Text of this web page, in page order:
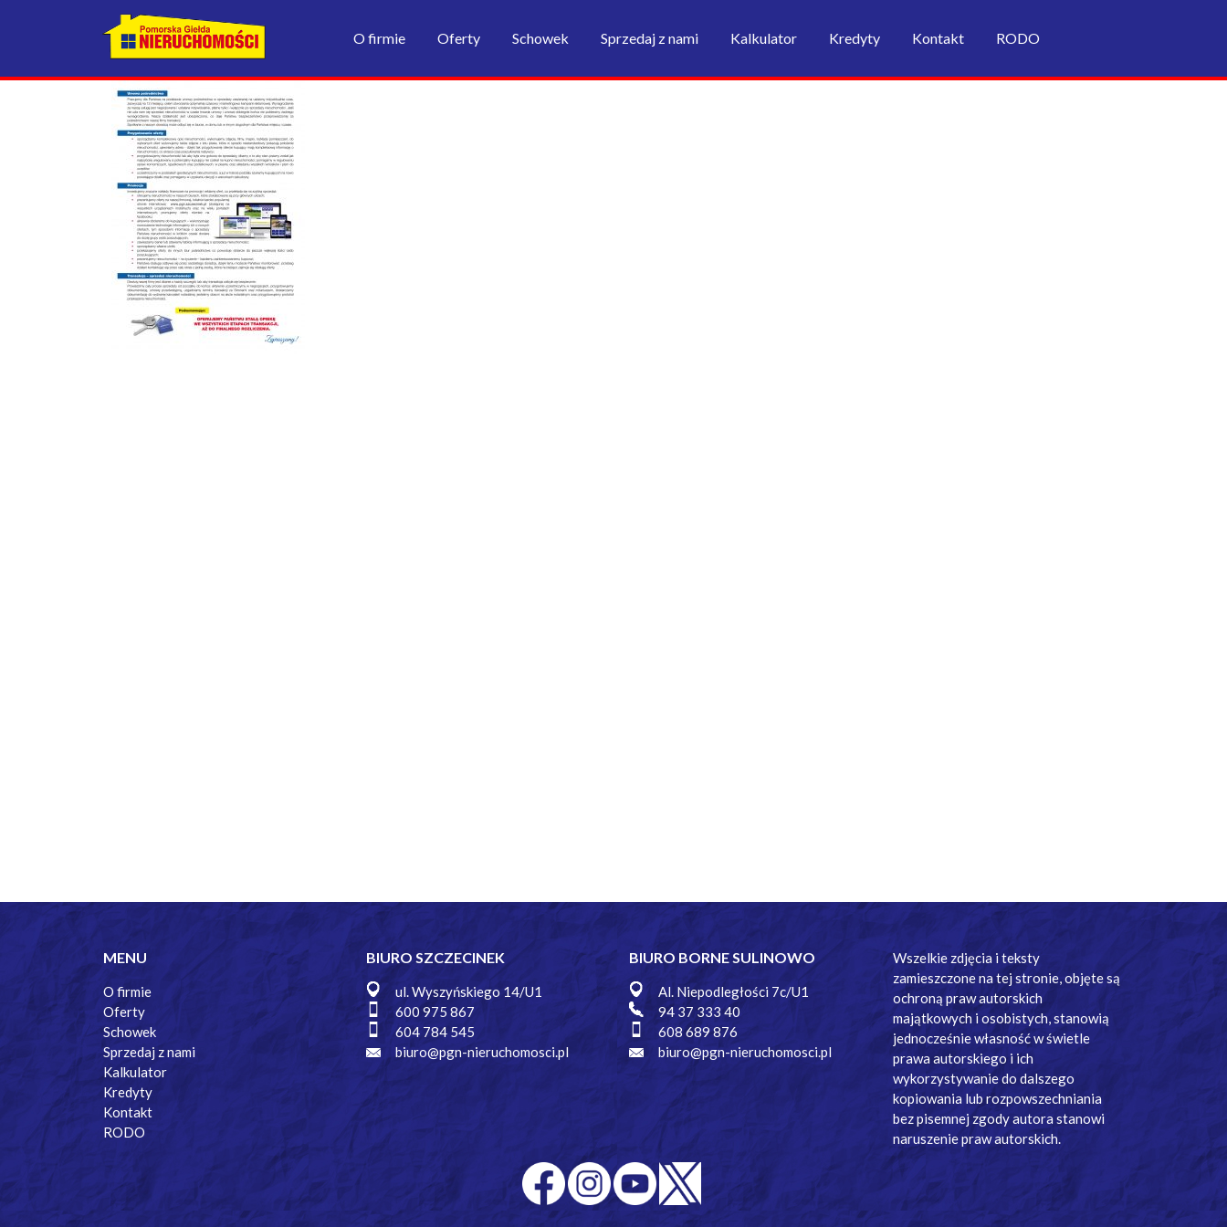
O firmie Oferty Schowek Sprzedaj z nami Kalkulator Kredyty Kontakt RODO
MENU
O firmie
Oferty
Schowek
Sprzedaj z nami
Kalkulator
Kredyty
Kontakt
RODO
BIURO SZCZECINEK
ul. Wyszyńskiego 14/U1
600 975 867
604 784 545
biuro@pgn-nieruchomosci.pl
BIURO BORNE SULINOWO
Al. Niepodległości 7c/U1
94 37 333 40
608 689 876
biuro@pgn-nieruchomosci.pl
Wszelkie zdjęcia i teksty
zamieszczone na tej stronie, objęte są
ochroną praw autorskich
majątkowych i osobistych, stanowią
jednocześnie własność w świetle
prawa autorskiego i ich
wykorzystywanie do dalszego
kopiowania lub rozpowszechniania
bez pisemnej zgody autora stanowi
naruszenie praw autorskich.